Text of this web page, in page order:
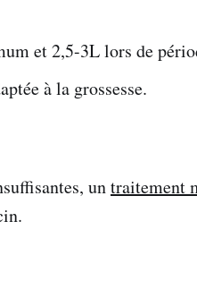
et 2,5-3L lors de
à la grossesse.
untraitement